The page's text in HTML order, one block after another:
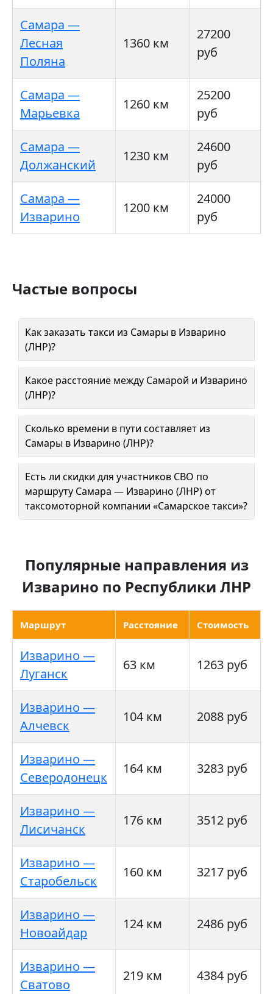
Самара —
Лесная
Поляна
1360 км
27200
руб
Самара —
Марьевка
1260 км
25200
руб
Самара —
Должанский
1230 км
24600
руб
Самара —
Изварино
1200 км
24000
руб
Частые вопросы
Как заказать такси из Самары в Изварино
(ЛНР)?
Какое расстояние между Самарой и Изварино
(ЛНР)?
Сколько времени в пути составляет из
Самары в Изварино (ЛНР)?
Есть ли скидки для участников СВО по
маршруту Самара — Изварино (ЛНР) от
таксомоторной компании «Самарское такси»?
Популярные направления из
Изварино по Республики ЛНР
Маршрут Расстояние Стоимость
Изварино —
Луганск
63 км 1263 руб
Изварино —
Алчевск
104 км 2088 руб
Изварино —
Северодонецк
164 км 3283 руб
Изварино —
Лисичанск
176 км 3512 руб
Изварино —
Старобельск
160 км 3217 руб
Изварино —
Новоайдар
124 км 2486 руб
Изварино —
Сватово
219 км 4384 руб